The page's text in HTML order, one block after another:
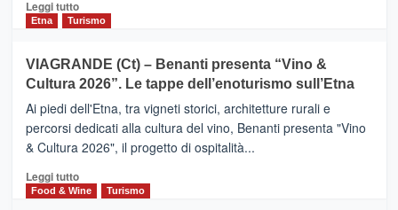
dati
di
Anche
la
Valle
Alcantara
nei
primi
nella
classifica
Leggi tuttoLeggi
di
IL
SAN
DOMENICO
PALACE
UN
HOTEL
FOUR
Etna Turismo
VIAGRANDE (Ct) – Benanti presenta “Vino &
Cultura 2026”. Le tappe dell’enoturismo sull’Etna
Ai piedi dell'Etna, tra vigneti storici, architetture rurali e
percorsi dedicati alla cultura del vino, Benanti presenta "Vino
& Cultura 2026", il progetto di ospitalità...
Leggi tuttoLeggi
di
Food & Wine Turismo